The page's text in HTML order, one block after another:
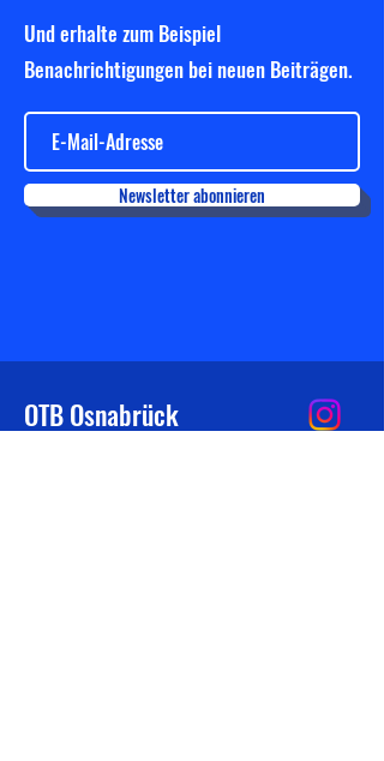
Und erhalte zum Beispiel
Benachrichtigungen bei neuen Beiträgen.
Newsletter abonnieren
OTB Osnabrück